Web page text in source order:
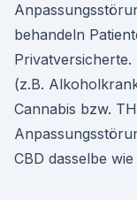
behandeln
(z.B.
Cannabis bzw.
CBD dasselbe